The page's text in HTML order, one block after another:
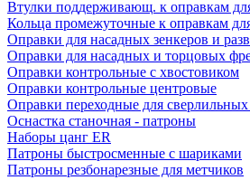
Втулки поддерживающ. к оправкам
Кольца промежуточные к оправкам
Оправки для насадных зенкеров и
Оправки для насадных и торцовых
Оправки контрольные с хвостовиком
Оправки контрольные центровые
Оправки переходные для сверлильных
Оснастка станочная - патроны
Наборы цанг ER
Патроны быстросменные с шариками
Патроны резбонарезные для метчиков